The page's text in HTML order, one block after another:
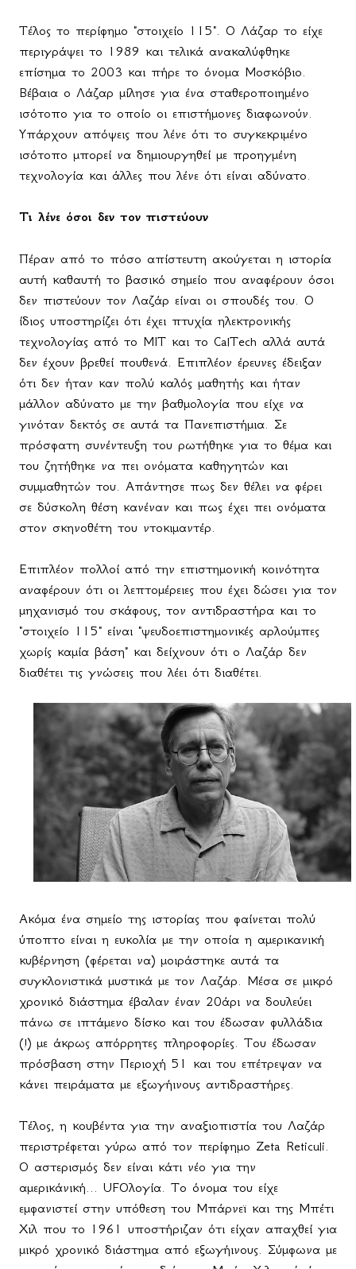
Τέλος το περίφημο "στοιχείο 115". Ο Λάζαρ το είχε
περιγράψει το 1989 και τελικά ανακαλύφθηκε
επίσημα το 2003 και πήρε το όνομα Μοσκόβιο.
Βέβαια ο Λάζαρ μίλησε για ένα σταθεροποιημένο
ισότοπο για το οποίο οι επιστήμονες διαφωνούν.
Υπάρχουν απόψεις που λένε ότι το συγκεκριμένο
ισότοπο μπορεί να δημιουργηθεί με προηγμένη
τεχνολογία και άλλες που λένε ότι είναι αδύνατο.
Τι λένε όσοι δεν τον πιστεύουν
Πέραν από το πόσο απίστευτη ακούγεται η ιστορία
αυτή καθαυτή το βασικό σημείο που αναφέρουν όσοι
δεν πιστεύουν τον Λαζάρ είναι οι σπουδές του. Ο
ίδιος υποστηρίζει ότι έχει πτυχία ηλεκτρονικής
τεχνολογίας από το MIT και το CalTech αλλά αυτά
δεν έχουν βρεθεί πουθενά. Επιπλέον έρευνες έδειξαν
ότι δεν ήταν καν πολύ καλός μαθητής και ήταν
μάλλον αδύνατο με την βαθμολογία που είχε να
γινόταν δεκτός σε αυτά τα Πανεπιστήμια. Σε
πρόσφατη συνέντευξη του ρωτήθηκε για το θέμα και
του ζητήθηκε να πει ονόματα καθηγητών και
συμμαθητών του. Απάντησε πως δεν θέλει να φέρει
σε δύσκολη θέση κανέναν και πως έχει πει ονόματα
στον σκηνοθέτη του ντοκιμαντέρ.
Επιπλέον πολλοί από την επιστημονική κοινότητα
αναφέρουν ότι οι λεπτομέρειες που έχει δώσει για τον
μηχανισμό του σκάφους, τον αντιδραστήρα και το
"στοιχείο 115" είναι "ψευδοεπιστημονικές αρλούμπες
χωρίς καμία βάση" και δείχνουν ότι ο Λαζάρ δεν
διαθέτει τις γνώσεις που λέει ότι διαθέτει.
Ακόμα ένα σημείο της ιστορίας που φαίνεται πολύ
ύποπτο είναι η ευκολία με την οποία η αμερικανική
κυβέρνηση (φέρεται να) μοιράστηκε αυτά τα
συγκλονιστικά μυστικά με τον Λαζάρ. Μέσα σε μικρό
χρονικό διάστημα έβαλαν έναν 20άρι να δουλεύει
πάνω σε ιπτάμενο δίσκο και του έδωσαν φυλλάδια
(!) με άκρως απόρρητες πληροφορίες. Του έδωσαν
πρόσβαση στην Περιοχή 51 και του επέτρεψαν να
κάνει πειράματα με εξωγήινους αντιδραστήρες.
Τέλος, η κουβέντα για την αναξιοπιστία του Λαζάρ
περιστρέφεται γύρω από τον περίφημο Zeta Reticuli.
Ο αστερισμός δεν είναι κάτι νέο για την
αμερικάνική... UFOλογία. Το όνομα του είχε
εμφανιστεί στην υπόθεση του Μπάρνεϊ και της Μπέτι
Χιλ που το 1961 υποστήριζαν ότι είχαν απαχθεί για
μικρό χρονικό διάστημα από εξωγήινους. Σύμφωνα με